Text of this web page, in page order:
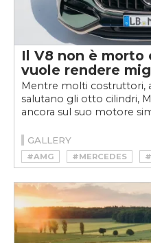
Il V8 non è morto
vuole rendere
Mentre molti costruttori,
salutano gli otto cilindri,
ancora sul suo motore
GALLERY
#AMG #MERCEDES